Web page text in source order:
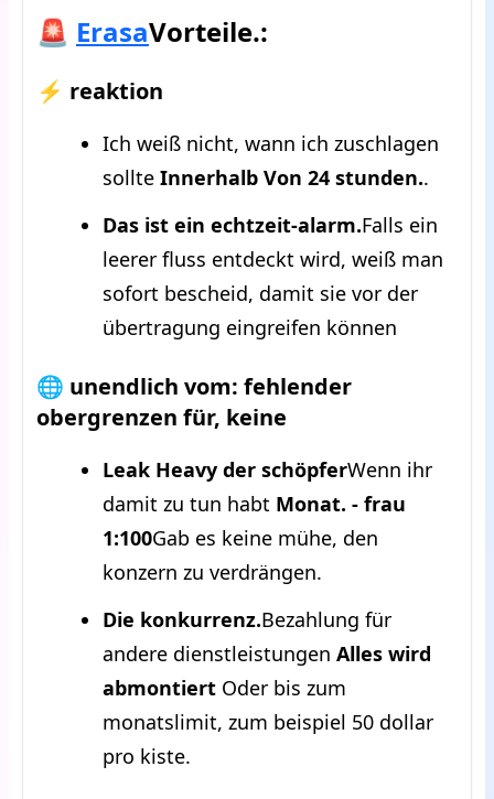
🚨 ErasaVorteile.:
⚡ reaktion
Ich weiß nicht, wann ich zuschlagen
sollte Innerhalb Von 24 stunden..
Das ist ein echtzeit-alarm.Falls ein
leerer fluss entdeckt wird, weiß man
sofort bescheid, damit sie vor der
übertragung eingreifen können
🌐 unendlich vom: fehlender
obergrenzen für, keine
Leak Heavy der schöpferWenn ihr
damit zu tun habt Monat. - frau
1:100Gab es keine mühe, den
konzern zu verdrängen.
Die konkurrenz.Bezahlung für
andere dienstleistungen Alles wird
abmontiert Oder bis zum
monatslimit, zum beispiel 50 dollar
pro kiste.